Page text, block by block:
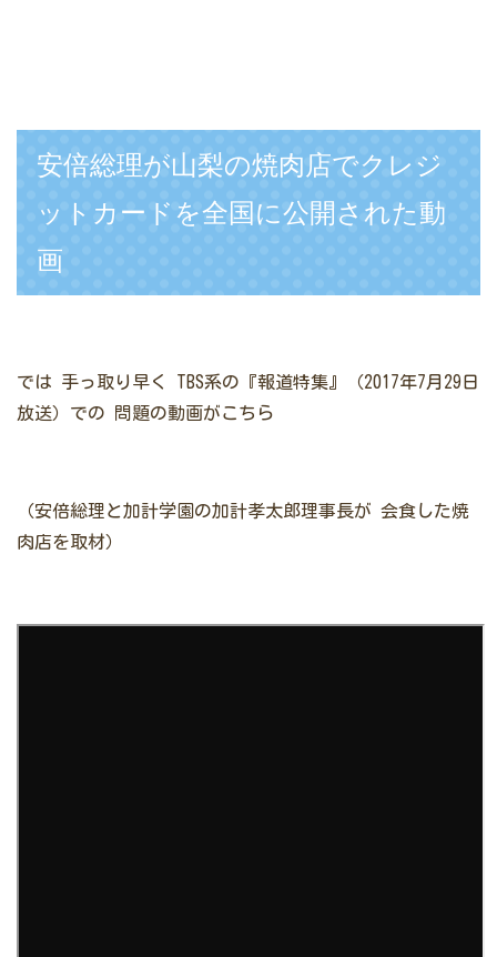
安倍総理が山梨の焼肉店でクレジ
ットカードを全国に公開された動
画
では 手っ取り早く
TBS系の『報道特集』（2017年7月29日
放送）での 問題の動画がこちら
（安倍総理と加計学園の加計孝太郎理事長が 会食した焼
肉店を取材）